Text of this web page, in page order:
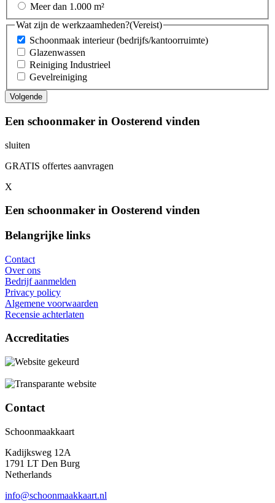
Meer dan 1.000 m²
Wat zijn de werkzaamheden?(Vereist)
Schoonmaak interieur (bedrijfs/kantoorruimte)
Glazenwassen
Reiniging Industrieel
Gevelreiniging
Een schoonmaker in Oosterend vinden
sluiten
GRATIS offertes aanvragen
X
Een schoonmaker in Oosterend vinden
Belangrijke links
Contact
Over ons
Bedrijf aanmelden
Privacy policy
Algemene voorwaarden
Recensie achterlaten
Accreditaties
Contact
Schoonmaakkaart
Kadijksweg 12A
1791 LT Den Burg
Netherlands
info@schoonmaakkaart.nl